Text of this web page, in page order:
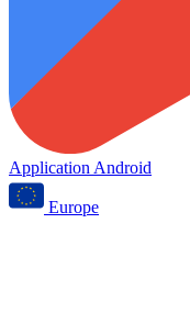
Application Android
Europe